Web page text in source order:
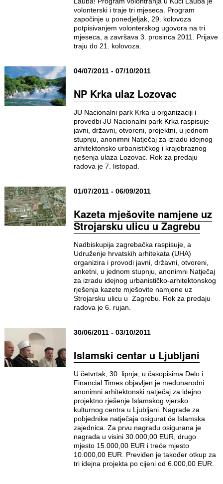
volonterski i traje tri mjeseca. Program
započinje u ponedjeljak, 29. kolovoza
potpisivanjem volonterskog ugovora na tri
mjeseca, a završava 3. prosinca 2011. Prijave
traju do 21. kolovoza.
04/07/2011 - 07/10/2011
NP Krka ulaz Lozovac
JU Nacionalni park Krka u organizaciji i
provedbi JU Nacionalni park Krka raspisuje
javni, državni, otvoreni, projektni, u jednom
stupnju, anonimni Natječaj za izradu idejnog
arhitektonsko urbanističkog i krajobraznog
rješenja ulaza Lozovac. Rok za predaju
radova je 7. listopad.
01/07/2011 - 06/09/2011
Kazeta mješovite namjene uz
Strojarsku ulicu u Zagrebu
Nadbiskupija zagrebačka raspisuje, a
Udruženje hrvatskih arhitekata (UHA)
organizira i provodi javni, državni, otvoreni,
anketni, u jednom stupnju, anonimni Natječaj
za izradu idejnog urbanističko-arhitektonskog
rješenja kazete mješovite namjene uz
Strojarsku ulicu u Zagrebu. Rok za predaju
radova je 6. rujan.
30/06/2011 - 03/10/2011
Islamski centar u Ljubljani
U četvrtak, 30. lipnja, u časopisima Delo i
Financial Times objavljen je međunarodni
anonimni arhitektonski natječaj za idejno
projektno rješenje Islamskog vjersko
kulturnog centra u Ljubljani. Nagrade za
pobjednike natječaja osigurat će Islamska
zajednica. Za prvu nagradu osigurana je
nagrada u visini 30.000,00 EUR, drugo
mjesto 15.000,00 EUR i treće mjesto
10.000,00 EUR. Previđen je također otkup za
tri idejna projekta po cijeni od 6.000,00 EUR.